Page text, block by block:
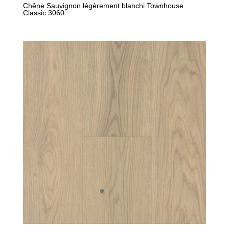
Chêne Sauvignon légèrement blanchi Townhouse
Classic 3060